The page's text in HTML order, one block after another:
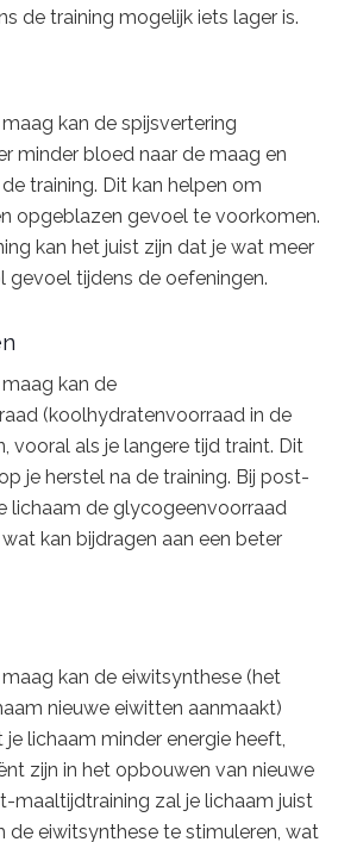
de training mogelijk iets lager is.
kan de spijsvertering
minder bloed naar de maag en
training. Dit kan helpen om
opgeblazen gevoel te voorkomen.
kan het juist zijn dat je wat meer
gevoel tijdens de oefeningen.
kan de
(koolhydratenvoorraad in de
vooral als je langere tijd traint. Dit
je herstel na de training. Bij post-
lichaam de glycogeenvoorraad
kan bijdragen aan een beter
kan de eiwitsynthese (het
nieuwe eiwitten aanmaakt)
lichaam minder energie heeft,
zijn in het opbouwen van nieuwe
maaltijdtraining zal je lichaam juist
de eiwitsynthese te stimuleren, wat